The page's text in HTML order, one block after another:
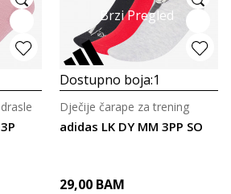
Brzi Pregled
Dostupno boja:1
adidas LK DY MM 3PP SO
Dječije čarape za trening
29,00 BAM